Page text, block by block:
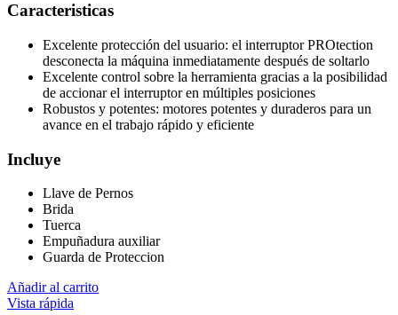
Caracteristicas
Excelente protección del usuario: el interruptor PROtection
desconecta la máquina inmediatamente después de soltarlo
Excelente control sobre la herramienta gracias a la posibilidad
de accionar el interruptor en múltiples posiciones
Robustos y potentes: motores potentes y duraderos para un
avance en el trabajo rápido y eficiente
Incluye
Llave de Pernos
Brida
Tuerca
Empuñadura auxiliar
Guarda de Proteccion
Añadir al carrito
Vista rápida